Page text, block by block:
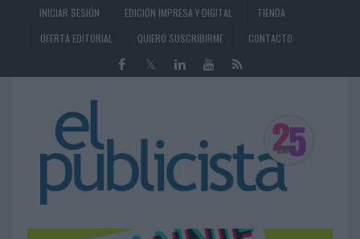
INICIAR SESIÓN EDICIÓN IMPRESA Y DIGITAL
TIENDA
OFERTA EDITORIAL
QUIERO SUSCRIBIRME CONTACTO